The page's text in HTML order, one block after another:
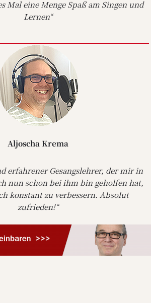
Mal eine Menge Spaß am Singen und
Lernen“
Aljoscha Krema
erfahrener Gesangslehrer, der mir in
nun schon bei ihm bin geholfen hat,
konstant zu verbessern. Absolut
zufrieden!“